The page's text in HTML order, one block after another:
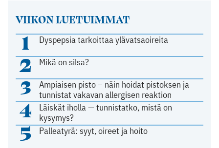
VIIKON LUETUIMMAT
1 Dyspepsia tarkoittaa ylävatsaoireita
2 Mikä on silsa?
3
Ampiaisen pisto – näin hoidat pistoksen ja
tunnistat vakavan allergisen reaktion
4
Läiskät iholla — tunnistatko, mistä on
kysymys?
5 Palleatyrä: syyt, oireet ja hoito